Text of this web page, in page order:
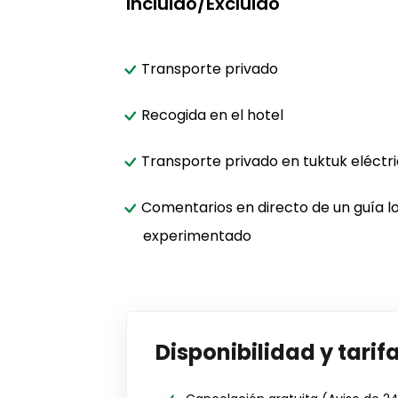
Transporte privado
Recogida en el hotel
Transporte privado en tuktuk
Comentarios en directo de un guía
experimentado
Disponibilidad y